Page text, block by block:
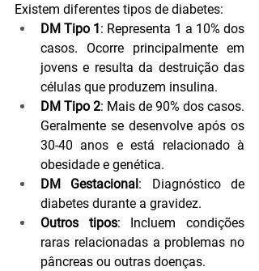
Existem diferentes tipos de diabetes:
DM Tipo 1 : Representa 1 a 10% dos
casos. Ocorre principalmente em
jovens e resulta da destruição das
células que produzem insulina.
DM Tipo 2: Mais de 90% dos casos.
Geralmente se desenvolve após os
30-40 anos e está relacionado à
obesidade e genética.
DM Gestacional : Diagnóstico de
diabetes durante a gravidez.
Outros tipos: Incluem condições
raras relacionadas a problemas no
pâncreas ou outras doenças.